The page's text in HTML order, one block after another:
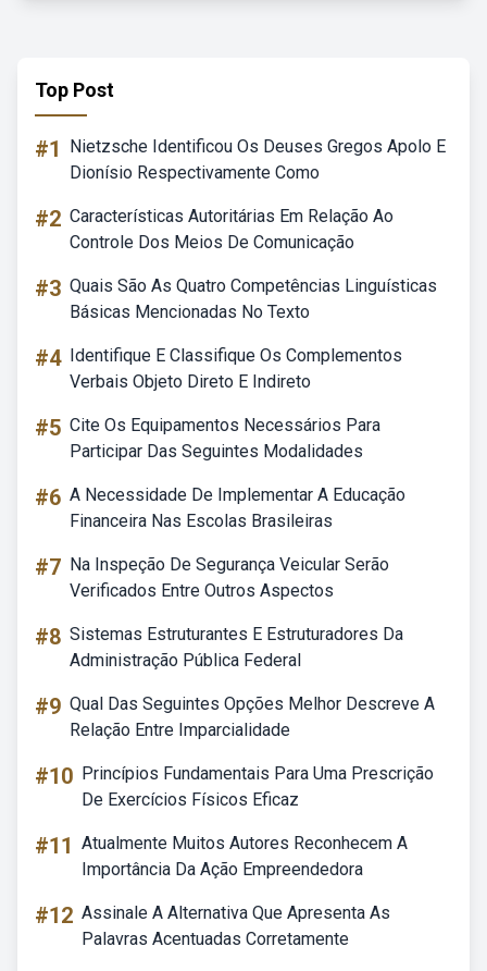
Top Post
#1
Nietzsche Identificou Os Deuses Gregos Apolo E
Dionísio Respectivamente Como
#2 Características Autoritárias Em Relação Ao
Controle Dos Meios De Comunicação
#3 Quais São As Quatro Competências Linguísticas
Básicas Mencionadas No Texto
#4 Identifique E Classifique Os Complementos
Verbais Objeto Direto E Indireto
#5 Cite Os Equipamentos Necessários Para
Participar Das Seguintes Modalidades
#6 A Necessidade De Implementar A Educação
Financeira Nas Escolas Brasileiras
#7 Na Inspeção De Segurança Veicular Serão
Verificados Entre Outros Aspectos
#8 Sistemas Estruturantes E Estruturadores Da
Administração Pública Federal
#9 Qual Das Seguintes Opções Melhor Descreve A
Relação Entre Imparcialidade
#10 Princípios Fundamentais Para Uma Prescrição
De Exercícios Físicos Eficaz
#11 Atualmente Muitos Autores Reconhecem A
Importância Da Ação Empreendedora
#12 Assinale A Alternativa Que Apresenta As
Palavras Acentuadas Corretamente